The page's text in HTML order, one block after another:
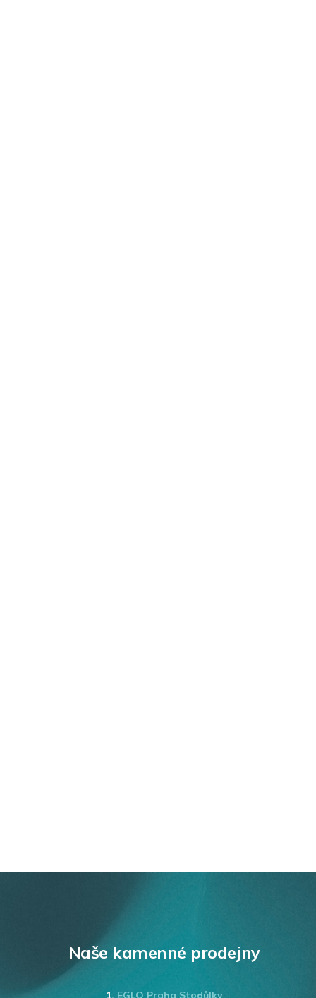
Naše kamenné prodejny
1. EGLO Praha Stodůlky